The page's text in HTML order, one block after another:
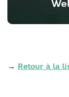
→ Retour à la